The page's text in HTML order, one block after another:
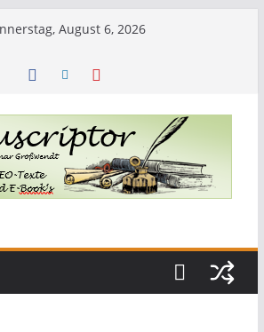
August 6, 2026